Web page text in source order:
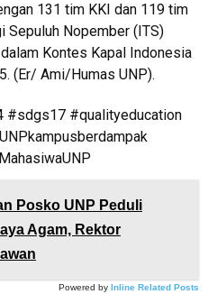
131 tim KKI dan 119 tim
Sepuluh Nopember (ITS)
Kontes Kapal Indonesia
(Er/ Ami/Humas UNP).
#sdgs17 #qualityeducation
Posko UNP Peduli
Agam, Rektor
Powered by Inline Related Posts